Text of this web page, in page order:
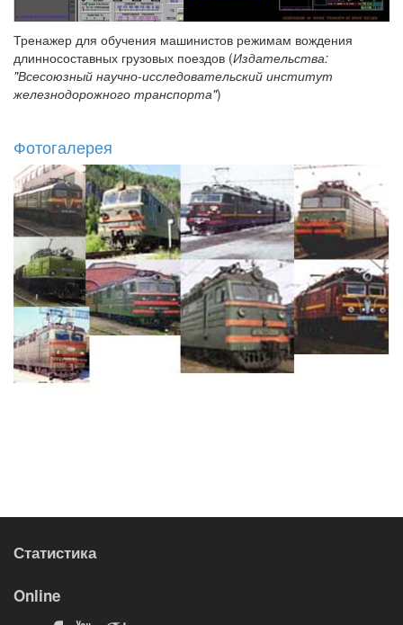
Тренажер для обучения машинистов режимам вождения
длинносоставных грузовых поездов (Издательства:
"Всесоюзный научно-исследовательский институт
железнодорожного транспорта")
Фотогалерея
Статистика
Online